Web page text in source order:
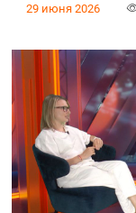
29 июня 2026